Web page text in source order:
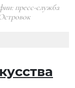
пресс-служба